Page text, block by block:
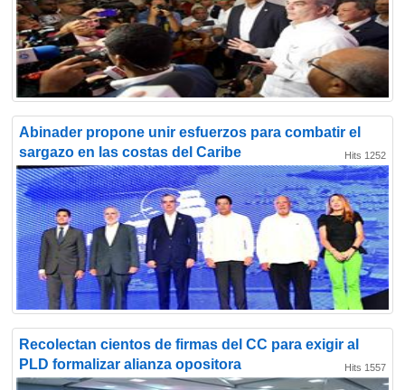
Abinader propone unir esfuerzos para combatir el
sargazo en las costas del Caribe
Hits 1252
Recolectan cientos de firmas del CC para exigir al
PLD formalizar alianza opositora
Hits 1557